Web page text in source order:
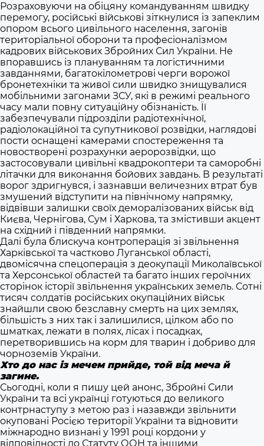
Розраховуючи на обіцяну командуванням швидку
перемогу, російські військові зіткнулися із запеклим
опором всього цивільного населення, загонів
територіальної оборони та професіоналізмом
кадрових військових Збройних Сил України. Не
впоравшись із плануванням та логістичними
завданнями, багатокілометрові черги ворожої
бронетехніки та живої сили швидко знищувалися
мобільними загонами ЗСУ, які в режимі реального
часу мали повну ситуаційну обізнаність. Її
забезпечували підрозділи радіотехнічної,
радіолокаційної та супутникової розвідки, наглядові
пости оснащені камерами спостереження та
новостворені розрахунки аеророзвідки, що
застосовували цивільні квадрокоптери та саморобні
літачки для виконання бойових завдань. В результаті
ворог здригнувся, і зазнавши величезних втрат був
змушений відступити на північному напрямку,
відвівши залишки своїх деморалізованих військ від
Києва, Чернігова, Сум і Харкова, та змістивши акцент
на східний і південний напрямки.
Далі була блискуча контроперація зі звільнення
Харківської та частково Луганської області,
двомісячна спецоперація з деокупації Миколаївської
та Херсонської областей та багато інших героїчних
сторінок історії звільнення українських земель. Сотні
тисяч солдатів російських окупаційних військ
знайшли свою безславну смерть на цих землях,
більшість з них так і залишилися, цілком або по
шматках, лежати в полях, лісах і посадках,
перетворившись на корм для тварин і добриво для
чорноземів України.
Хто до нас із мечем прийде, той від меча й
загине.
Сьогодні, коли я пишу цей анонс, Збройні Сили
України та всі українці готуються до великого
контрнаступу з метою раз і назавжди звільнити
окуповані Росією території України та відновити
міжнародно визнані у 1991 році кордони у
відповідності до Статуту ООН та іншими